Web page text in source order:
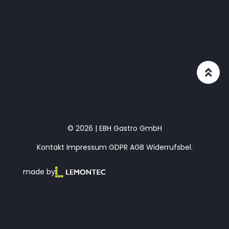
© 2026 | EBH Gastro GmbH
Kontakt Impressum GDPR AGB Widerrufsbel.
made by